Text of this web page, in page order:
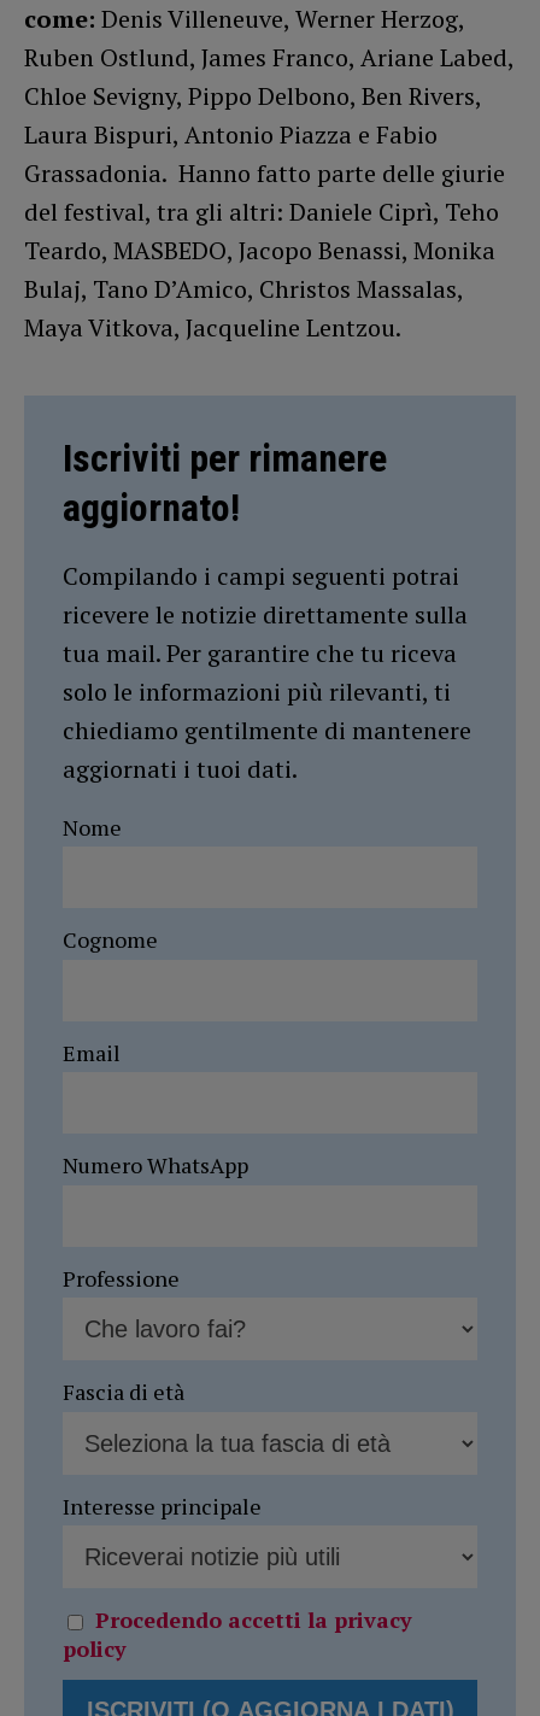
come: Denis Villeneuve, Werner Herzog,
Ruben Ostlund, James Franco, Ariane Labed,
Chloe Sevigny, Pippo Delbono, Ben Rivers,
Laura Bispuri, Antonio Piazza e Fabio
Grassadonia. Hanno fatto parte delle giurie
del festival, tra gli altri: Daniele Ciprì, Teho
Teardo, MASBEDO, Jacopo Benassi, Monika
Bulaj, Tano D’Amico, Christos Massalas,
Maya Vitkova, Jacqueline Lentzou.
Iscriviti per rimanere
aggiornato!
Compilando i campi seguenti potrai
ricevere le notizie direttamente sulla
tua mail. Per garantire che tu riceva
solo le informazioni più rilevanti, ti
chiediamo gentilmente di mantenere
aggiornati i tuoi dati.
Nome
Cognome
Email
Numero WhatsApp
Professione
Fascia di età
Interesse principale
Procedendo accetti la privacy
policy